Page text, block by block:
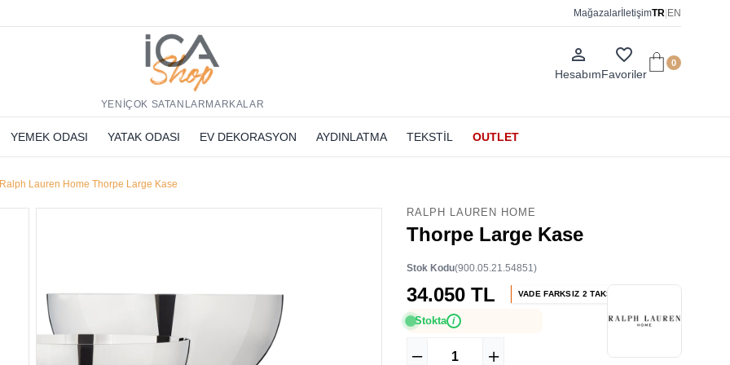
Mağazalar İletişimTR EN
person_outline
Hesabım
favorite_border
Favoriler
0
YENİÇOK SATANLAR MARKALAR
YEMEK ODASI YATAK ODASI EV DEKORASYON AYDINLATMA TEKSTİL OUTLET
Ralph Lauren Home Thorpe Large Kase
RALPH LAUREN HOME
Thorpe Large Kase
(900.05.21.54851)
Stok Kodu
34.050 TL VADE FARKSIZ 2 TAKSİT
Stokta i